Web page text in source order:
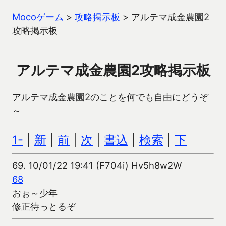
Mocoゲーム > 攻略掲示板 > アルテマ成金農園2
攻略掲示板
アルテマ成金農園2攻略掲示板
アルテマ成金農園2のことを何でも自由にどうぞ
～
1- 新 前 次 書込 検索 下
69. 10/01/22 19:41 (F704i) Hv5h8w2W
68
おぉ～少年
修正待っとるぞ